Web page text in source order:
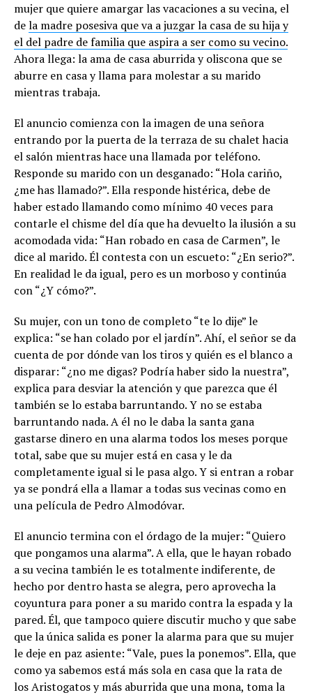
mujer que quiere amargar las vacaciones a su vecina, el
dela madre posesiva que va a juzgar la casa de su hija y
el del padre de familia que aspira a ser como su vecino.
Ahora llega: la ama de casa aburrida y oliscona que se
aburre en casa y llama para molestar a su marido
mientras trabaja.
El anuncio comienza con la imagen de una señora
entrando por la puerta de la terraza de su chalet hacia
el salón mientras hace una llamada por teléfono.
Responde su marido con un desganado: “Hola cariño,
¿me has llamado?”. Ella responde histérica, debe de
haber estado llamando como mínimo 40 veces para
contarle el chisme del día que ha devuelto la ilusión a su
acomodada vida: “Han robado en casa de Carmen”, le
dice al marido. Él contesta con un escueto: “¿En serio?”.
En realidad le da igual, pero es un morboso y continúa
con “¿Y cómo?”.
Su mujer, con un tono de completo “te lo dije” le
explica: “se han colado por el jardín”. Ahí, el señor se da
cuenta de por dónde van los tiros y quién es el blanco a
disparar: “¿no me digas? Podría haber sido la nuestra”,
explica para desviar la atención y que parezca que él
también se lo estaba barruntando. Y no se estaba
barruntando nada. A él no le daba la santa gana
gastarse dinero en una alarma todos los meses porque
total, sabe que su mujer está en casa y le da
completamente igual si le pasa algo. Y si entran a robar
ya se pondrá ella a llamar a todas sus vecinas como en
una película de Pedro Almodóvar.
El anuncio termina con el órdago de la mujer: “Quiero
que pongamos una alarma”. A ella, que le hayan robado
a su vecina también le es totalmente indiferente, de
hecho por dentro hasta se alegra, pero aprovecha la
coyuntura para poner a su marido contra la espada y la
pared. Él, que tampoco quiere discutir mucho y que sabe
que la única salida es poner la alarma para que su mujer
le deje en paz asiente: “Vale, pues la ponemos”. Ella, que
como ya sabemos está más sola en casa que la rata de
los Aristogatos y más aburrida que una mona, toma la